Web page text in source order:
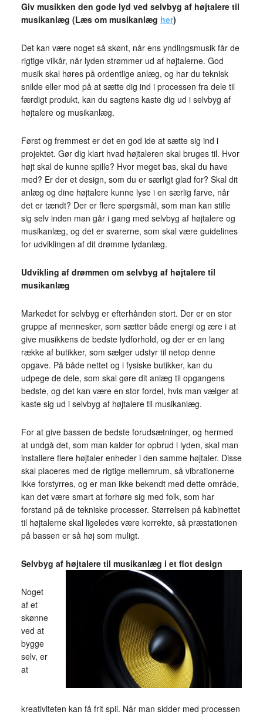
Giv musikken den gode lyd ved selvbyg af højtalere til
musikanlæg (Læs om musikanlæg her)
Det kan være noget så skønt, når ens yndlingsmusik får de
rigtige vilkår, når lyden strømmer ud af højtalerne. God
musik skal høres på ordentlige anlæg, og har du teknisk
snilde eller mod på at sætte dig ind i processen fra dele til
færdigt produkt, kan du sagtens kaste dig ud i selvbyg af
højtalere og musikanlæg.
Først og fremmest er det en god ide at sætte sig ind i
projektet. Gør dig klart hvad højtaleren skal bruges til. Hvor
højt skal de kunne spille? Hvor meget bas, skal du have
med? Er der et design, som du er særligt glad for? Skal dit
anlæg og dine højtalere kunne lyse i en særlig farve, når
det er tændt? Der er flere spørgsmål, som man kan stille
sig selv inden man går i gang med selvbyg af højtalere og
musikanlæg, og det er svarerne, som skal være guidelines
for udviklingen af dit drømme lydanlæg.
Udvikling af drømmen om selvbyg af højtalere til
musikanlæg
Markedet for selvbyg er efterhånden stort. Der er en stor
gruppe af mennesker, som sætter både energi og ære i at
give musikkens de bedste lydforhold, og der er en lang
række af butikker, som sælger udstyr til netop denne
opgave. På både nettet og i fysiske butikker, kan du
udpege de dele, som skal gøre dit anlæg til opgangens
bedste, og det kan være en stor fordel, hvis man vælger at
kaste sig ud i selvbyg af højtalere til musikanlæg.
For at give bassen de bedste forudsætninger, og hermed
at undgå det, som man kalder for opbrud i lyden, skal man
installere flere højtaler enheder i den samme højtaler. Disse
skal placeres med de rigtige mellemrum, så vibrationerne
ikke forstyrres, og er man ikke bekendt med dette område,
kan det være smart at forhøre sig med folk, som har
forstand på de tekniske processer. Størrelsen på kabinettet
til højtalerne skal ligeledes være korrekte, så præstationen
på bassen er så høj som muligt.
Selvbyg af højtalere til musikanlæg i et flot design
Noget
af et
skønne
ved at
bygge
selv, er
at
kreativiteten kan få frit spil. Når man sidder med processen